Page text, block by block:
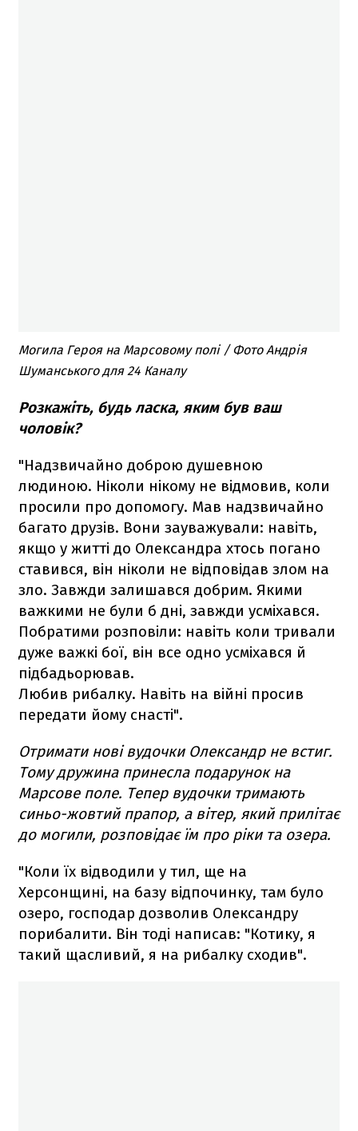
Могила Героя на Марсовому полі / Фото Андрія
Шуманського для 24 Каналу
Розкажіть, будь ласка, яким був ваш
чоловік?
"Надзвичайно доброю душевною
людиною. Ніколи нікому не відмовив, коли
просили про допомогу. Мав надзвичайно
багато друзів. Вони зауважували: навіть,
якщо у житті до Олександра хтось погано
ставився, він ніколи не відповідав злом на
зло. Завжди залишався добрим. Якими
важкими не були б дні, завжди усміхався.
Побратими розповіли: навіть коли тривали
дуже важкі бої, він все одно усміхався й
підбадьорював.
Любив рибалку. Навіть на війні просив
передати йому снасті".
Отримати нові вудочки Олександр не встиг.
Тому дружина принесла подарунок на
Марсове поле. Тепер вудочки тримають
синьо-жовтий прапор, а вітер, який прилітає
до могили, розповідає їм про ріки та озера.
"Коли їх відводили у тил, ще на
Херсонщині, на базу відпочинку, там було
озеро, господар дозволив Олександру
порибалити. Він тоді написав: "Котику, я
такий щасливий, я на рибалку сходив".